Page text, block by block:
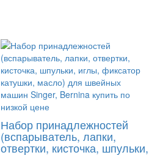
Набор принадлежностей
(вспарыватель, лапки,
отвертки, кисточка, шпульки,